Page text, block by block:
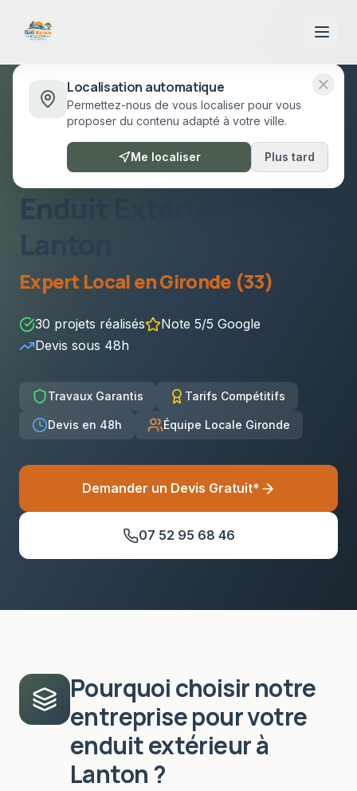
Accueil Prestations/Enduit Extérieur Lanton
Gironde (33)
Enduit Extérieur
Expert Local enGironde (33)
30 projets réalisés
Note 5/5 Google
Devis sous 48h
Travaux Garantis Tarifs Compétitifs
Devis en 48h Équipe Locale Gironde
Demander un Devis Gratuit*
07 52 95 68 46
Pourquoi choisir notre
entreprise pour votre
enduit extérieurà
Lanton?
Localisation automatique
Permettez-nous de vous localiser pour vous
proposer du contenu adapté à votre ville.
Me localiser Plus tard